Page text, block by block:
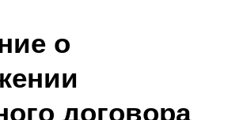
о
договора